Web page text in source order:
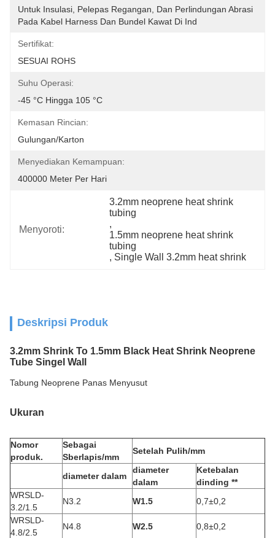
Untuk Insulasi, Pelepas Regangan, Dan Perlindungan Abrasi
Pada Kabel Harness Dan Bundel Kawat Di Ind
Sertifikat:
SESUAI ROHS
Suhu Operasi:
-45 °C Hingga 105 °C
Kemasan Rincian:
Gulungan/Karton
Menyediakan Kemampuan:
400000 Meter Per Hari
Menyoroti:
3.2mm neoprene heat shrink
tubing
,
1.5mm neoprene heat shrink
tubing
, Single Wall 3.2mm heat shrink
Deskripsi Produk
3.2mm Shrink To 1.5mm Black Heat Shrink Neoprene
Tube Singel Wall
Tabung Neoprene Panas Menyusut
Ukuran
Nomor
produk.
Sebagai
Sberlapis/mm
Setelah Pulih/mm
diameter dalam
diameter
dalam
Ketebalan
dinding **
WRSLD-
3.2/1.5
N3.2 W1.5
0,7±0,2
WRSLD-
4.8/2.5
N4.8 W2.5
0,8±0,2